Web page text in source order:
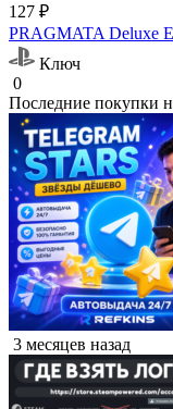
127 ₽
PRAGMATA Deluxe
Ключ
0
Последние покупки
3 месяцев назад